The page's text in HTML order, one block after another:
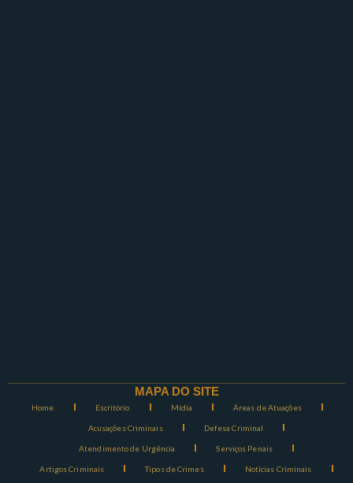
MAPA DO SITE
Home Escritório Mídia Áreas de Atuações
Acusações Criminais Defesa Criminal
Atendimento de Urgência Serviços Penais
Artigos Criminais Tipos de Crimes Notícias Criminais